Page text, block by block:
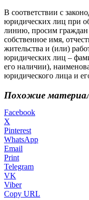
В соответствии с
юридических лиц при
линию, просим
собственное имя,
жительства и (или)
юридических лиц –
его наличии),
юридического лица и
Похожие
Facebook
X
Pinterest
WhatsApp
Email
Print
Telegram
VK
Viber
Copy URL